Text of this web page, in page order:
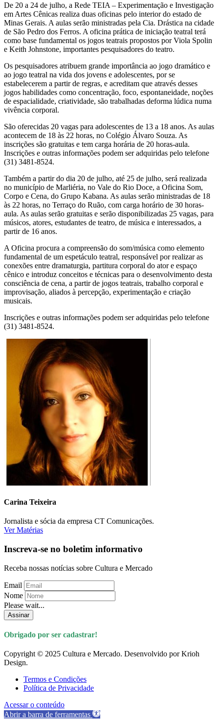
De 20 a 24 de julho, a Rede TEIA – Experimentação e Investigação
em Artes Cênicas realiza duas oficinas pelo interior do estado de
Minas Gerais. A aulas serão ministradas pela Cia. Drástica na cidade
de São Pedro dos Ferros. A oficina prática de iniciação teatral terá
como base fundamental os jogos teatrais propostos por Viola Spolin
e Keith Johnstone, importantes pesquisadores do teatro.
Os pesquisadores atribuem grande importância ao jogo dramático e
ao jogo teatral na vida dos jovens e adolescentes, por se
estabelecerem a partir de regras, e acreditam que através desses
jogos habilidades como concentração, foco, espontaneidade, noções
de espacialidade, criatividade, são trabalhadas deforma lúdica numa
vivência corporal.
São oferecidas 20 vagas para adolescentes de 13 a 18 anos. As aulas
acontecem de 18 às 22 horas, no Colégio Álvaro Souza. As
inscrições são gratuitas e tem carga horária de 20 horas-aula.
Inscrições e outras informações podem ser adquiridas pelo telefone
(31) 3481-8524.
Também a partir do dia 20 de julho, até 25 de julho, será realizada
no município de Marliéria, no Vale do Rio Doce, a Oficina Som,
Corpo e Cena, do Grupo Kabana. As aulas serão ministradas de 18
às 22 horas, no Terraço do Ruão, com carga horário de 30 horas-
aula. As aulas serão gratuitas e serão disponibilizadas 25 vagas, para
músicos, atores, estudantes de teatro, de música e interessados, a
partir de 16 anos.
A Oficina procura a compreensão do som/música como elemento
fundamental de um espetáculo teatral, responsável por realizar as
conexões entre dramaturgia, partitura corporal do ator e espaço
cênico e introduz conceitos e técnicas para o desenvolvimento desta
consciência de cena, a partir de jogos teatrais, trabalho corporal e
improvisação, aliados à percepção, experimentação e criação
musicais.
Inscrições e outras informações podem ser adquiridas pelo telefone
(31) 3481-8524.
Carina Teixeira
Jornalista e sócia da empresa CT Comunicações.
Ver Matérias
Inscreva-se no boletim informativo
Receba nossas notícias sobre Cultura e Mercado
Email
Nome
Please wait...
Assinar
Obrigado por ser cadastrar!
Copyright © 2025 Cultura e Mercado. Desenvolvido por Krioh
Design.
Termos e Condições
Política de Privacidade
Acessar o conteúdo
Abrir a barra de ferramentas